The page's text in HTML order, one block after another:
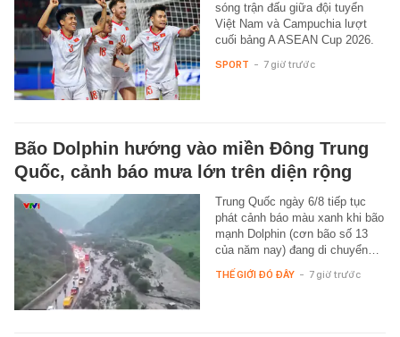
sóng trận đấu giữa đội tuyển
Việt Nam và Campuchia lượt
cuối bảng A ASEAN Cup 2026.
SPORT - 7 giờ trước
Bão Dolphin hướng vào miền Đông Trung
Quốc, cảnh báo mưa lớn trên diện rộng
Trung Quốc ngày 6/8 tiếp tục
phát cảnh báo màu xanh khi bão
mạnh Dolphin (cơn bão số 13
của năm nay) đang di chuyển…
THẾ GIỚI ĐÓ ĐÂY - 7 giờ trước